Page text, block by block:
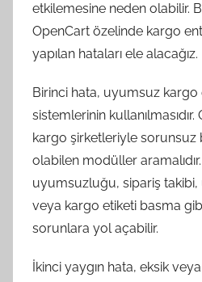
etkilemesine neden olabilir.
OpenCart özelinde kargo
yapılan hataları ele alacağız.
Birinci hata, uyumsuz
sistemlerinin kullanılmasıdır.
kargo şirketleriyle sorunsuz
olabilen modüller
uyumsuzluğu, sipariş
veya kargo etiketi basma
sorunlara yol açabilir.
İkinci yaygın hata, eksik